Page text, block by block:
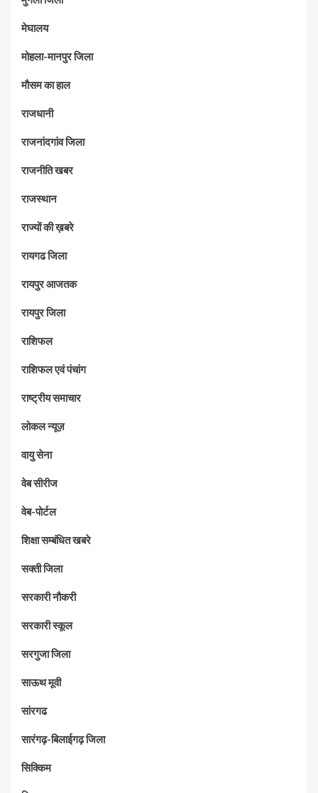
मेघालय
मोहला-मानपुर जिला
मौसम का हाल
राजधानी
राजनांदगांव जिला
राजनीति खबर
राजस्थान
राज्यों की ख़बरे
रायगढ जिला
रायपुर आजतक
रायपुर जिला
राशिफल
राशिफल एवं पंचांग
राष्ट्रीय समाचार
लोकल न्यूज़
वायु सेना
वेब सीरीज
वेब-पोर्टल
शिक्षा सम्बंधित खबरे
सक्ती जिला
सरकारी नौकरी
सरकारी स्कूल
सरगुजा जिला
साऊथ मूवी
सांरगढ
सारंगढ़-बिलाईगढ़ जिला
सिक्किम